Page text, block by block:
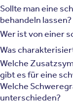
Sollte man eine
behandeln lassen?
Wer ist von einer
Was
Welche
gibt es für eine
Welche
unterschieden?